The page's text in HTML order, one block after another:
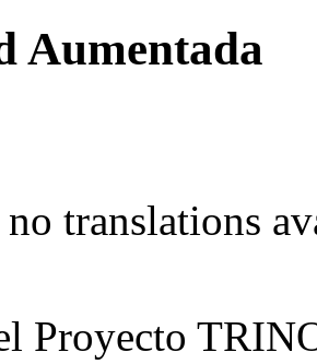
Aumentada
no translations
Proyecto